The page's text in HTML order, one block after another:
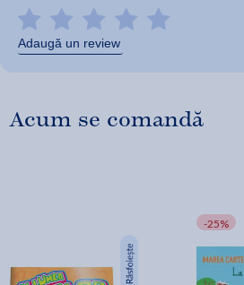
Adaugă un review
Acum se comandă
-25%